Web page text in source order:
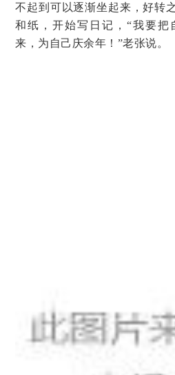
不起到可以逐渐坐起来，好转
和纸，开始写日记，“我要把
来，为自己庆余年！”老张说。